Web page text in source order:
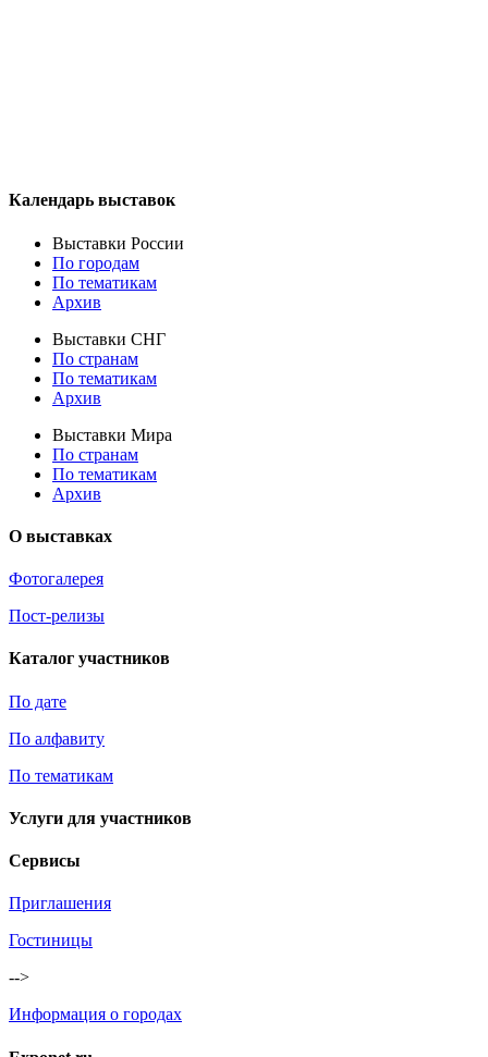
Календарь выставок
Выставки России
По городам
По тематикам
Архив
Выставки СНГ
По странам
По тематикам
Архив
Выставки Мира
По странам
По тематикам
Архив
О выставках
Фотогалерея
Пост-релизы
Каталог участников
По дате
По алфавиту
По тематикам
Услуги для участников
Сервисы
Приглашения
Гостиницы
-->
Информация о городах